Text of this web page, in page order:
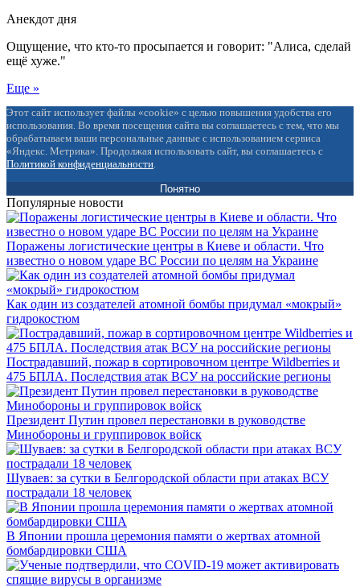
Анекдот дня
Ощущение, что кто-то просыпается и говорит: "Алиса, сделай
ещё хуже."
Еще »
Этот сайт использует файлы «cookie» с целью повышения удобства его
использования. Во время посещения сайта вы соглашаетесь с тем, что мы
обрабатываем ваши персональные данные с использованием сервиса
«Яндекс. Метрика». Продолжая использовать сайт, вы соглашаетесь с
Политикой конфиденциальности.
Понятно
Популярные новости
Поражены логистические центры в Киеве и области. Что
известно о новом ударе ВС России по целям на Украине
Как один из создателей атомной бомбы придумал «мокрый»
гидрокостюм
Пострадавший, пожар в сортировочном центре Wildberries и
475 БПЛА. Последствия атак ВСУ на российские регионы
Президент Путин провел перестановки в руководстве
Минобороны и группировок войск
Шуваев: за сутки в Белгородской области при атаках ВСУ
пострадали 18 человек
В Японии прошла церемония памяти о жертвах атомной
бомбардировки США